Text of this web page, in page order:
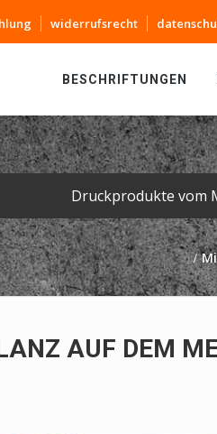
widerrufsrecht
BESCHRIFTUNGEN
Druckprodukte vom
AUF DEM